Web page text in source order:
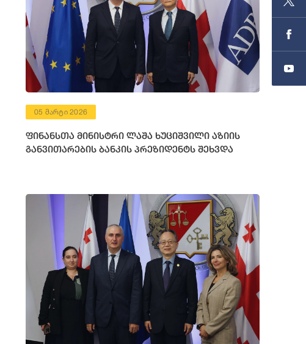
05 მარტი 2026
ფინანსთა მინისტრი ლაშა ხუციშვილი აზიის
განვითარების ბანკის პრეზიდენტს შეხვდა